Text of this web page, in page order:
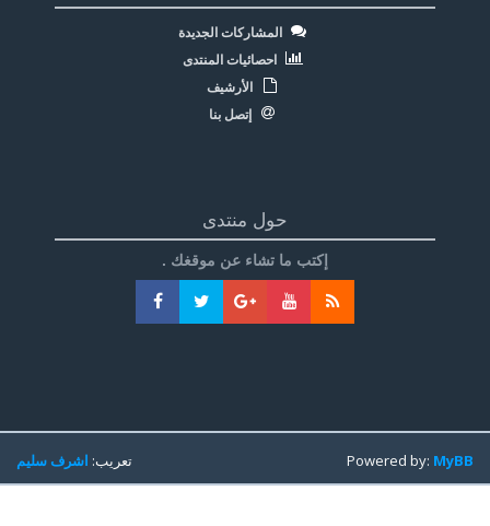
المشاركات الجديدة
احصائيات المنتدى
الأرشيف
إتصل بنا
حول منتدى
إكتب ما تشاء عن موقغك .
تعريب:اشرف سليم Powered by:MyBB